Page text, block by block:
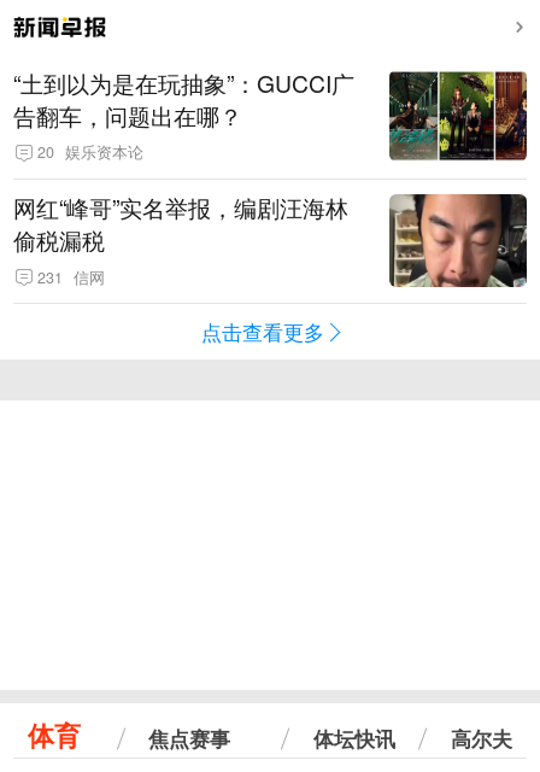
“土到以为是在玩抽象”：GUCCI广
告翻车，问题出在哪？
20 娱乐资本论
网红“峰哥”实名举报，编剧汪海林
偷税漏税
231 信网
点击查看更多
体育 焦点赛事 体坛快讯 高尔夫